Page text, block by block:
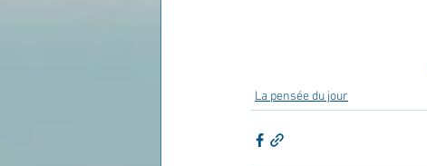
La pensée du jour